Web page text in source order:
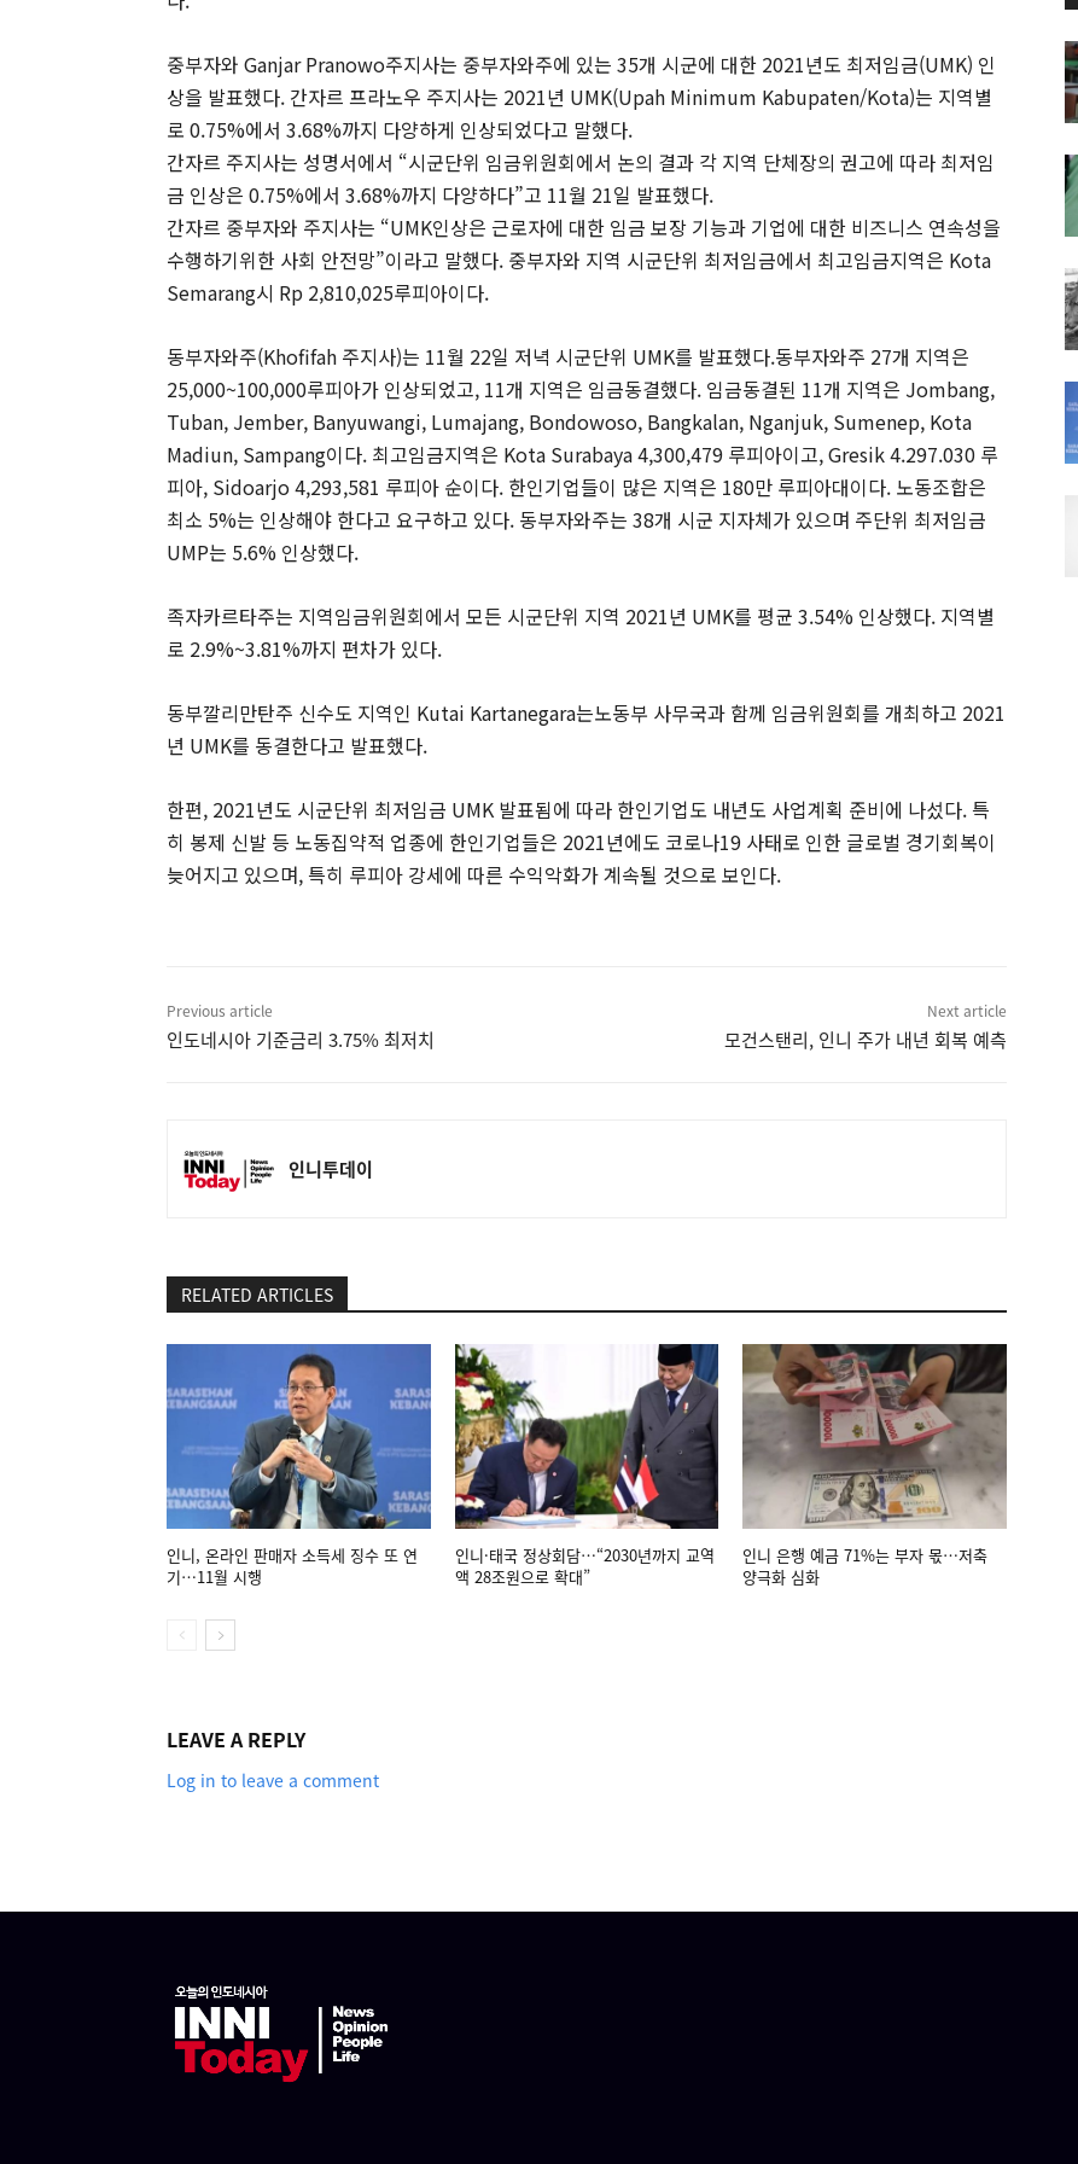
중부자와 Ganjar Pranowo주지사는 중부자와주에 있는 35개 시군에 대한 2021년도 최저임금(UMK) 인
상을 발표했다. 간자르 프라노우 주지사는 2021년 UMK(Upah Minimum Kabupaten/Kota)는 지역별
로 0.75%에서 3.68%까지 다양하게 인상되었다고 말했다.
간자르 주지사는 성명서에서 “시군단위 임금위원회에서 논의 결과 각 지역 단체장의 권고에 따라 최저임
금 인상은 0.75%에서 3.68%까지 다양하다”고 11월 21일 발표했다.
간자르 중부자와 주지사는 “UMK인상은 근로자에 대한 임금 보장 기능과 기업에 대한 비즈니스 연속성을
수행하기위한 사회 안전망”이라고 말했다. 중부자와 지역 시군단위 최저임금에서 최고임금지역은 Kota
Semarang시 Rp 2,810,025루피아이다.
동부자와주(Khofifah 주지사)는 11월 22일 저녁 시군단위 UMK를 발표했다.동부자와주 27개 지역은
25,000~100,000루피아가 인상되었고, 11개 지역은 임금동결했다. 임금동결된 11개 지역은 Jombang,
Tuban, Jember, Banyuwangi, Lumajang, Bondowoso, Bangkalan, Nganjuk, Sumenep, Kota
Madiun, Sampang이다. 최고임금지역은 Kota Surabaya 4,300,479 루피아이고, Gresik 4.297.030 루
피아, Sidoarjo 4,293,581 루피아 순이다. 한인기업들이 많은 지역은 180만 루피아대이다. 노동조합은
최소 5%는 인상해야 한다고 요구하고 있다. 동부자와주는 38개 시군 지자체가 있으며 주단위 최저임금
UMP는 5.6% 인상했다.
족자카르타주는 지역임금위원회에서 모든 시군단위 지역 2021년 UMK를 평균 3.54% 인상했다. 지역별
로 2.9%~3.81%까지 편차가 있다.
동부깔리만탄주 신수도 지역인 Kutai Kartanegara는노동부 사무국과 함께 임금위원회를 개최하고 2021
년 UMK를 동결한다고 발표했다.
한편, 2021년도 시군단위 최저임금 UMK 발표됨에 따라 한인기업도 내년도 사업계획 준비에 나섰다. 특
히 봉제 신발 등 노동집약적 업종에 한인기업들은 2021년에도 코로나19 사태로 인한 글로벌 경기회복이
늦어지고 있으며, 특히 루피아 강세에 따른 수익악화가 계속될 것으로 보인다.
Previous article
인도네시아 기준금리 3.75% 최저치
Next article
모건스탠리, 인니 주가 내년 회복 예측
인니투데이
RELATED ARTICLES
인니, 온라인 판매자 소득세 징수 또 연
기…11월 시행
인니·태국 정상회담…“2030년까지 교역
액 28조원으로 확대”
인니 은행 예금 71%는 부자 몫…저축
양극화 심화
LEAVE A REPLY
Log in to leave a comment